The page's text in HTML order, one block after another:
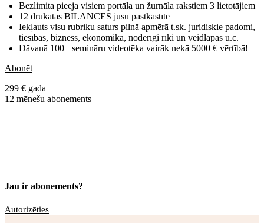
Bezlimita pieeja visiem portāla un žurnāla rakstiem 3 lietotājiem
12 drukātās BILANCES jūsu pastkastītē
Iekļauts visu rubriku saturs pilnā apmērā t.sk. juridiskie padomi,
tiesības, bizness, ekonomika, noderīgi rīki un veidlapas u.c.
Dāvanā 100+ semināru videotēka vairāk nekā 5000 € vērtībā!
Abonēt
299 € gadā
12 mēnešu abonements
Jau ir abonements?
Autorizēties